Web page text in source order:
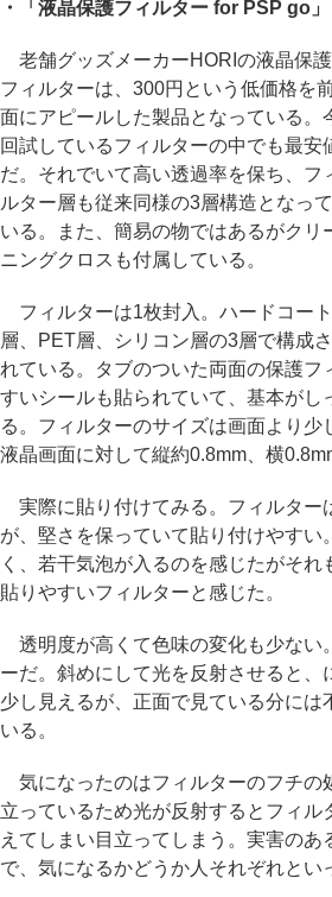
・「液晶保護フィルター for PSP go」
老舗グッズメーカーHORIの液晶保護
フィルターは、300円という低価格を
面にアピールした製品となっている。
回試しているフィルターの中でも最安
だ。それでいて高い透過率を保ち、フ
ルター層も従来同様の3層構造となって
いる。また、簡易の物ではあるがクリ
ニングクロスも付属している。
フィルターは1枚封入。ハードコート
層、PET層、シリコン層の3層で構成さ
れている。タブのついた両面の保護フ
すいシールも貼られていて、基本がし
る。フィルターのサイズは画面より少
液晶画面に対して縦約0.8mm、横
実際に貼り付けてみる。フィルター
が、堅さを保っていて貼り付けやすい
く、若干気泡が入るのを感じたがそれ
貼りやすいフィルターと感じた。
透明度が高くて色味の変化も少ない
ーだ。斜めにして光を反射させると、
少し見えるが、正面で見ている分には
いる。
気になったのはフィルターのフチの
立っているため光が反射するとフィル
えてしまい目立ってしまう。実害のあ
で、気になるかどうか人それぞれとい